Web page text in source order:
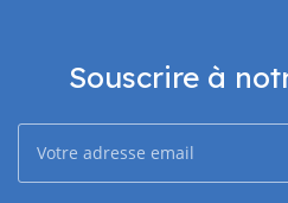
Souscrire à